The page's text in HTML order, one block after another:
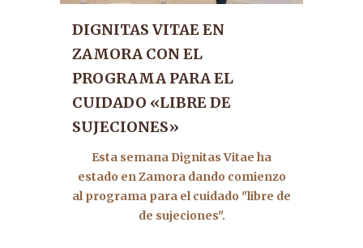
DIGNITAS VITAE EN
ZAMORA CON EL
PROGRAMA PARA EL
CUIDADO «LIBRE DE
SUJECIONES»
Esta semana Dignitas Vitae ha
estado en Zamora dando comienzo
al programa para el cuidado "libre de
de sujeciones".